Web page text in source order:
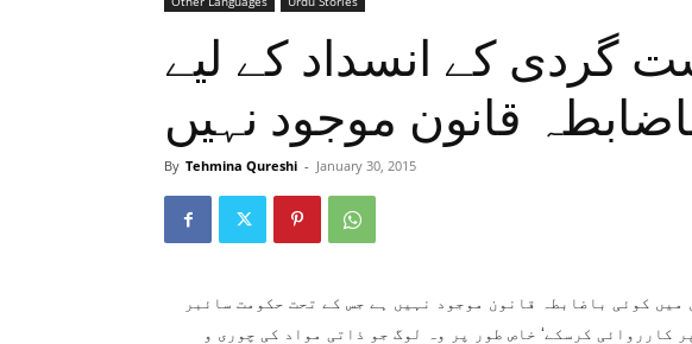
گردی کے انسداد کے لیے
قانون موجود نہیں
By Tehmina Qureshi - January 30, 2015
سے )2009سے پاکستان میں کوئی باضابطہ قانون موجود نہیں ہے جس کے تحت حکومت سائبر
کارروائی کرسکے‘ خاص طور پر وہ لوگ جو ذاتی مواد کی چوری و